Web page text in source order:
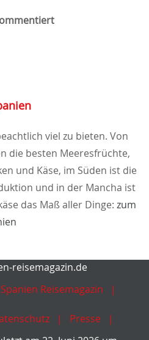
viel zu bieten. Von
die besten Meeresfrüchte,
und Käse, im Süden ist die
und in der Mancha ist
das Maß aller Dinge: zum
reisemagazin.de
Reisemagazin
Presse